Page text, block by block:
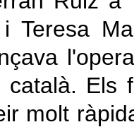
i Teresa
català.
molt